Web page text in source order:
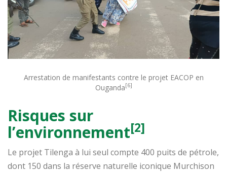
Arrestation de manifestants contre le projet EACOP en
Ouganda[6]
Risques sur
l’environnement[2]
Le projet Tilenga à lui seul compte 400 puits de pétrole,
dont 150 dans la réserve naturelle iconique Murchison